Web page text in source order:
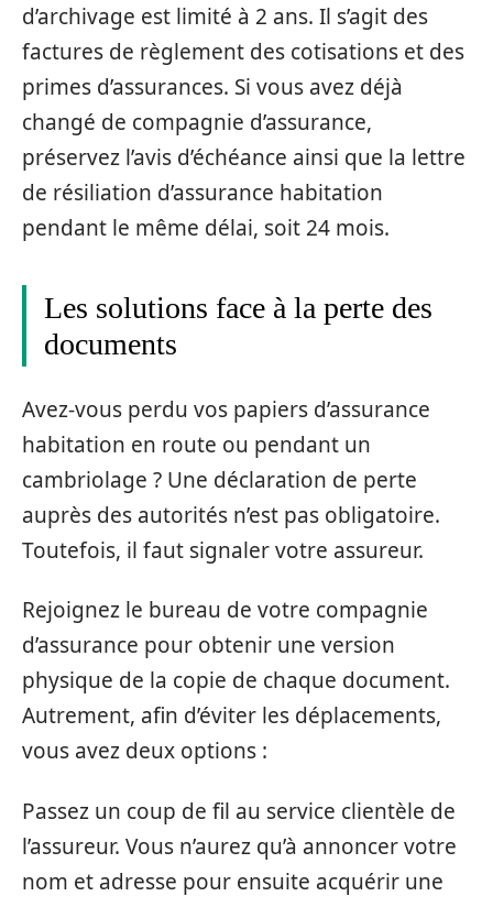
d’archivage est limité à 2 ans. Il s’agit des
factures de règlement des cotisations et des
primes d’assurances. Si vous avez déjà
changé de compagnie d’assurance,
préservez l’avis d’échéance ainsi que la lettre
de résiliation d’assurance habitation
pendant le même délai, soit 24 mois.
Les solutions face à la perte des
documents
Avez-vous perdu vos papiers d’assurance
habitation en route ou pendant un
cambriolage ? Une déclaration de perte
auprès des autorités n’est pas obligatoire.
Toutefois, il faut signaler votre assureur.
Rejoignez le bureau de votre compagnie
d’assurance pour obtenir une version
physique de la copie de chaque document.
Autrement, afin d’éviter les déplacements,
vous avez deux options :
Passez un coup de fil au service clientèle de
l’assureur. Vous n’aurez qu’à annoncer votre
nom et adresse pour ensuite acquérir une